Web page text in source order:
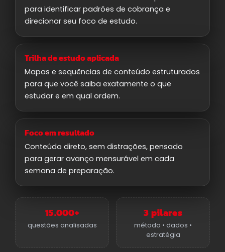
para identificar padrões de cobrança e
direcionar seu foco de estudo.
Trilha de estudo aplicada
Mapas e sequências de conteúdo estruturados
para que você saiba exatamente o que
estudar e em qual ordem.
Foco em resultado
Conteúdo direto, sem distrações, pensado
para gerar avanço mensurável em cada
semana de preparação.
15.000+
questões analisadas
3 pilares
método • dados •
estratégia